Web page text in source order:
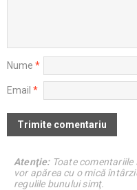
Nume *
Email *
Atenţie:Toate comentariile
vor apărea cu o mică
regulile bunului simţ.